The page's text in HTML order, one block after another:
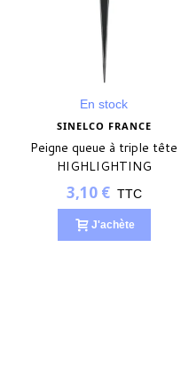
En stock
SINELCO FRANCE
Peigne queue à triple tête
HIGHLIGHTING
3,10 € TTC
J'achète